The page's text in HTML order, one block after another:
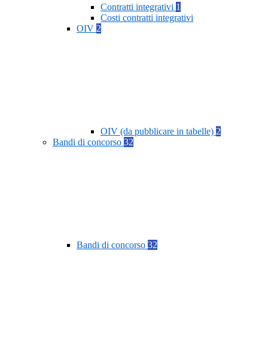
Contratti integrativi 1
Costi contratti integrativi
OIV 2
OIV (da pubblicare in tabelle) 2
Bandi di concorso 32
Bandi di concorso 32